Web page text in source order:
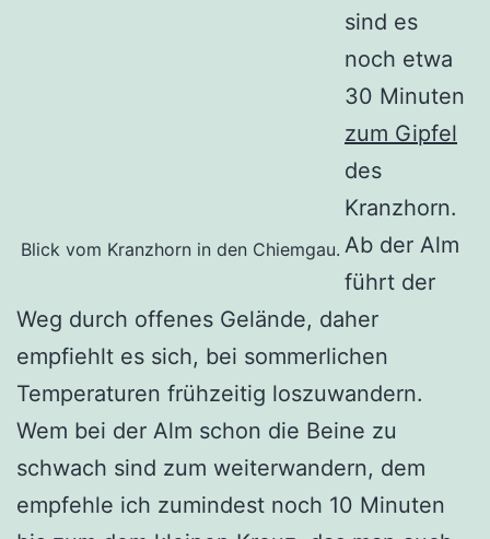
Blick vom Kranzhorn in den Chiemgau.
sind es
noch etwa
30 Minuten
zum Gipfel
des
Kranzhorn.
Ab der Alm
führt der
Weg durch offenes Gelände, daher
empfiehlt es sich, bei sommerlichen
Temperaturen frühzeitig loszuwandern.
Wem bei der Alm schon die Beine zu
schwach sind zum weiterwandern, dem
empfehle ich zumindest noch 10 Minuten